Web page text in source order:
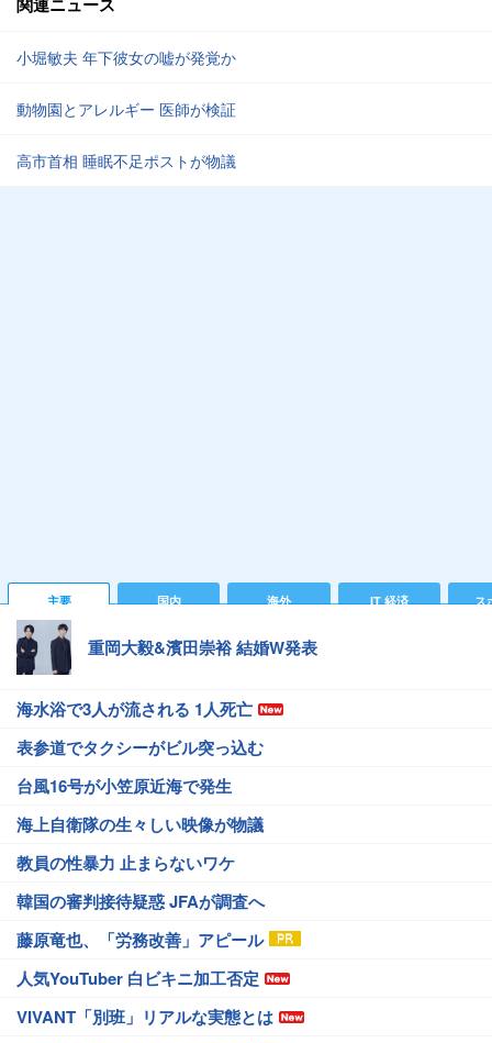
小堀敏夫 年下彼女の嘘が発覚か
動物園とアレルギー 医師が検証
高市首相 睡眠不足ポストが物議
主要 国内 海外 IT 経済 ス
重岡大毅&濱田崇裕 結婚W発表
海水浴で3人が流される 1人死亡
表参道でタクシーがビル突っ込む
台風16号が小笠原近海で発生
海上自衛隊の生々しい映像が物議
教員の性暴力 止まらないワケ
韓国の審判接待疑惑 JFAが調査へ
藤原竜也、「労務改善」アピール
人気YouTuber 白ビキニ加工否定
VIVANT「別班」リアルな実態とは